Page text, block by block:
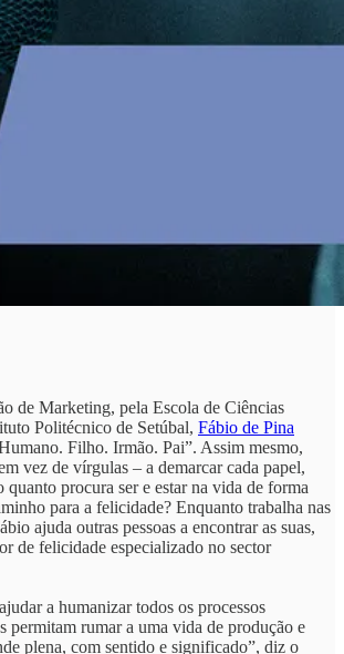
de Marketing, pela Escola de Ciências
Politécnico de Setúbal, Fábio de Pina
Filho. Irmão. Pai”. Assim mesmo,
vez de vírgulas – a demarcar cada papel,
quanto procura ser e estar na vida de forma
para a felicidade? Enquanto trabalha nas
ajuda outras pessoas a encontrar as suas,
de felicidade especializado no sector
a humanizar todos os processos
permitam rumar a uma vida de produção e
plena, com sentido e significado”, diz o